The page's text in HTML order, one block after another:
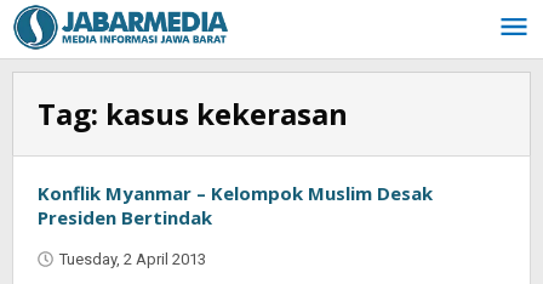
Skip
to
content
Tag: kasus kekerasan
Konflik Myanmar – Kelompok Muslim Desak
Presiden Bertindak
Tuesday, 2 April 2013